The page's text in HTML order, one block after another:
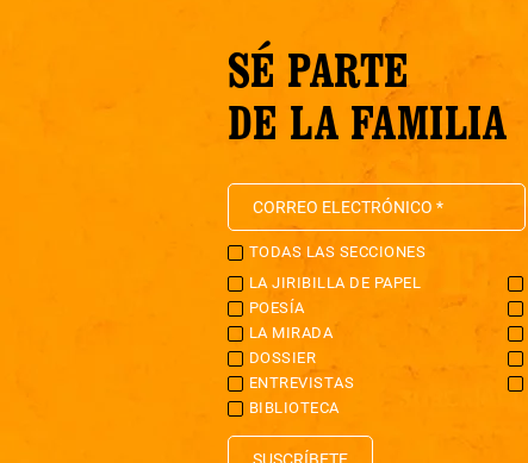
SÉ PARTE
DE LA FAMILIA
TODAS LAS SECCIONES
LA JIRIBILLA DE PAPEL
POESÍA
LA MIRADA
DOSSIER
ENTREVISTAS
BIBLIOTECA